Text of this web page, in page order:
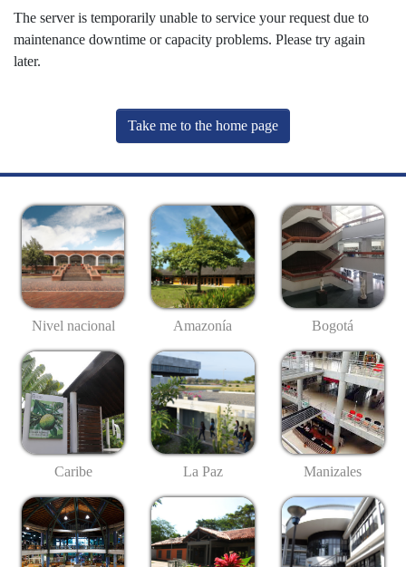
The server is temporarily unable to service your request due to
maintenance downtime or capacity problems. Please try again
later.
Take me to the home page
Nivel nacional Amazonía Bogotá
Caribe La Paz Manizales